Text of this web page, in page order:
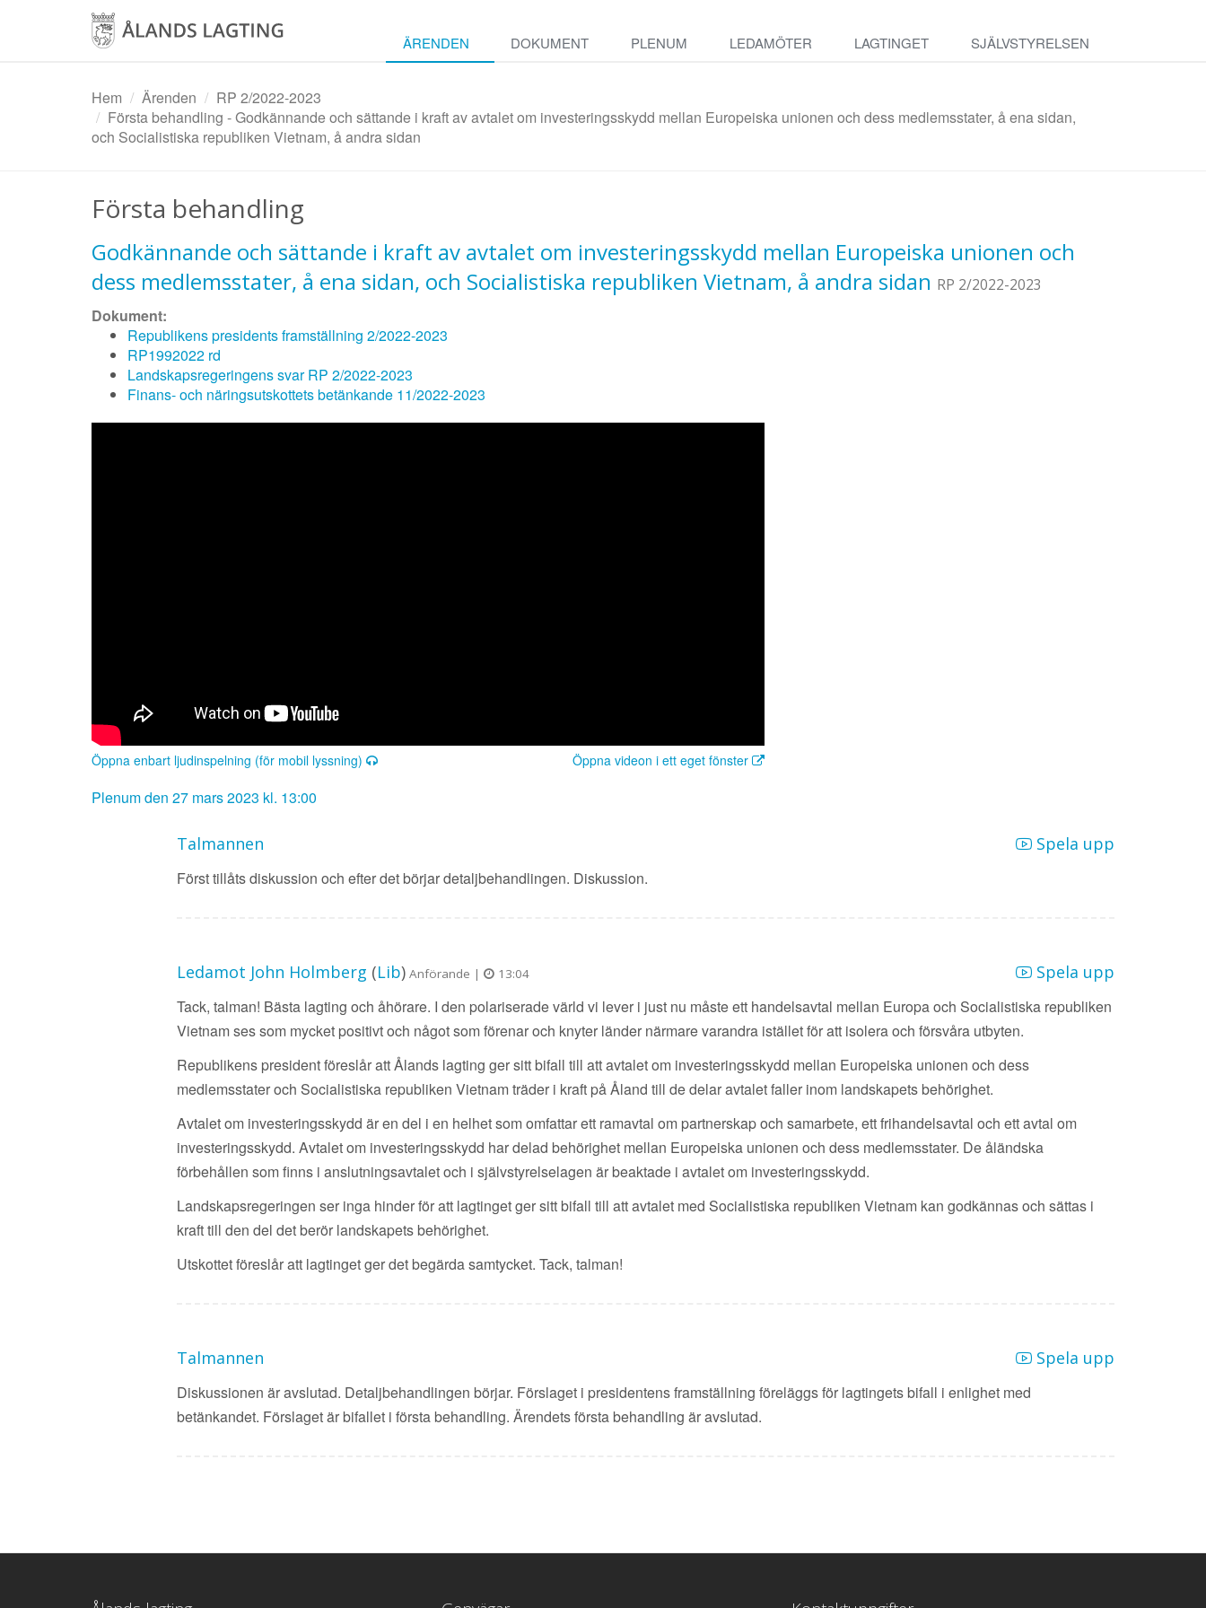
ÄRENDEN DOKUMENT PLENUM LEDAMÖTER LAGTINGET SJÄLVSTYRELSEN
Hem Ärenden
RP 2/2022-2023
Första behandling - Godkännande och sättande i kraft av avtalet om investeringsskydd mellan Europeiska unionen och dess medlemsstater, å ena sidan,
och Socialistiska republiken Vietnam, å andra sidan
Första behandling
Godkännande och sättande i kraft av avtalet om investeringsskydd mellan Europeiska unionen och
dess medlemsstater, å ena sidan, och Socialistiska republiken Vietnam, å andra sidan RP 2/2022-2023
Dokument:
Republikens presidents framställning 2/2022-2023
RP1992022 rd
Landskapsregeringens svar RP 2/2022-2023
Finans- och näringsutskottets betänkande 11/2022-2023
Öppna enbart ljudinspelning (för mobil lyssning) Öppna videon i ett eget fönster
Plenum den 27 mars 2023 kl. 13:00
Talmannen Spela upp
Först tillåts diskussion och efter det börjar detaljbehandlingen. Diskussion.
Ledamot John Holmberg (Lib) Anförande | 13:04 Spela upp
Tack, talman! Bästa lagting och åhörare. I den polariserade värld vi lever i just nu måste ett handelsavtal mellan Europa och Socialistiska republiken
Vietnam ses som mycket positivt och något som förenar och knyter länder närmare varandra istället för att isolera och försvåra utbyten.
Republikens president föreslår att Ålands lagting ger sitt bifall till att avtalet om investeringsskydd mellan Europeiska unionen och dess
medlemsstater och Socialistiska republiken Vietnam träder i kraft på Åland till de delar avtalet faller inom landskapets behörighet.
Avtalet om investeringsskydd är en del i en helhet som omfattar ett ramavtal om partnerskap och samarbete, ett frihandelsavtal och ett avtal om
investeringsskydd. Avtalet om investeringsskydd har delad behörighet mellan Europeiska unionen och dess medlemsstater. De åländska
förbehållen som finns i anslutningsavtalet och i självstyrelselagen är beaktade i avtalet om investeringsskydd.
Landskapsregeringen ser inga hinder för att lagtinget ger sitt bifall till att avtalet med Socialistiska republiken Vietnam kan godkännas och sättas i
kraft till den del det berör landskapets behörighet.
Utskottet föreslår att lagtinget ger det begärda samtycket. Tack, talman!
Talmannen Spela upp
Diskussionen är avslutad. Detaljbehandlingen börjar. Förslaget i presidentens framställning föreläggs för lagtingets bifall i enlighet med
betänkandet. Förslaget är bifallet i första behandling. Ärendets första behandling är avslutad.